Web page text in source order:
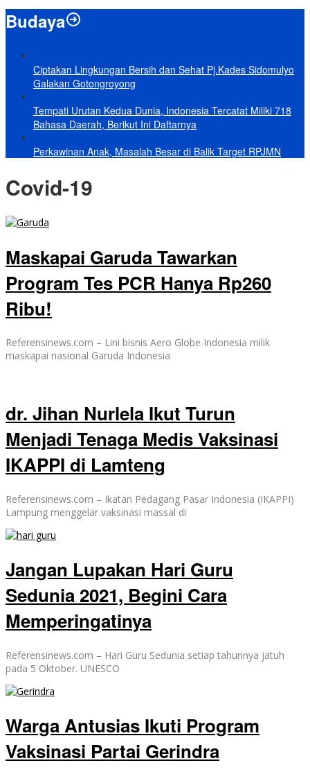
Budaya
Ciptakan Lingkungan Bersih dan Sehat Pj.Kades Sidomulyo
Galakan Gotongroyong
Tempati Urutan Kedua Dunia, Indonesia Tercatat Miliki 718
Bahasa Daerah, Berikut Ini Daftarnya
Perkawinan Anak, Masalah Besar di Balik Target RPJMN
Covid-19
Maskapai Garuda Tawarkan
Program Tes PCR Hanya Rp260
Ribu!
Referensinews.com – Lini bisnis Aero Globe Indonesia milik
maskapai nasional Garuda Indonesia
dr. Jihan Nurlela Ikut Turun
Menjadi Tenaga Medis Vaksinasi
IKAPPI di Lamteng
Referensinews.com – Ikatan Pedagang Pasar Indonesia (IKAPPI)
Lampung menggelar vaksinasi massal di
Jangan Lupakan Hari Guru
Sedunia 2021, Begini Cara
Memperingatinya
Referensinews.com – Hari Guru Sedunia setiap tahunnya jatuh
pada 5 Oktober. UNESCO
Warga Antusias Ikuti Program
Vaksinasi Partai Gerindra